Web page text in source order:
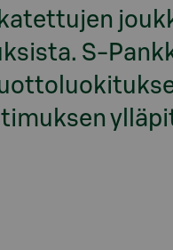
S-